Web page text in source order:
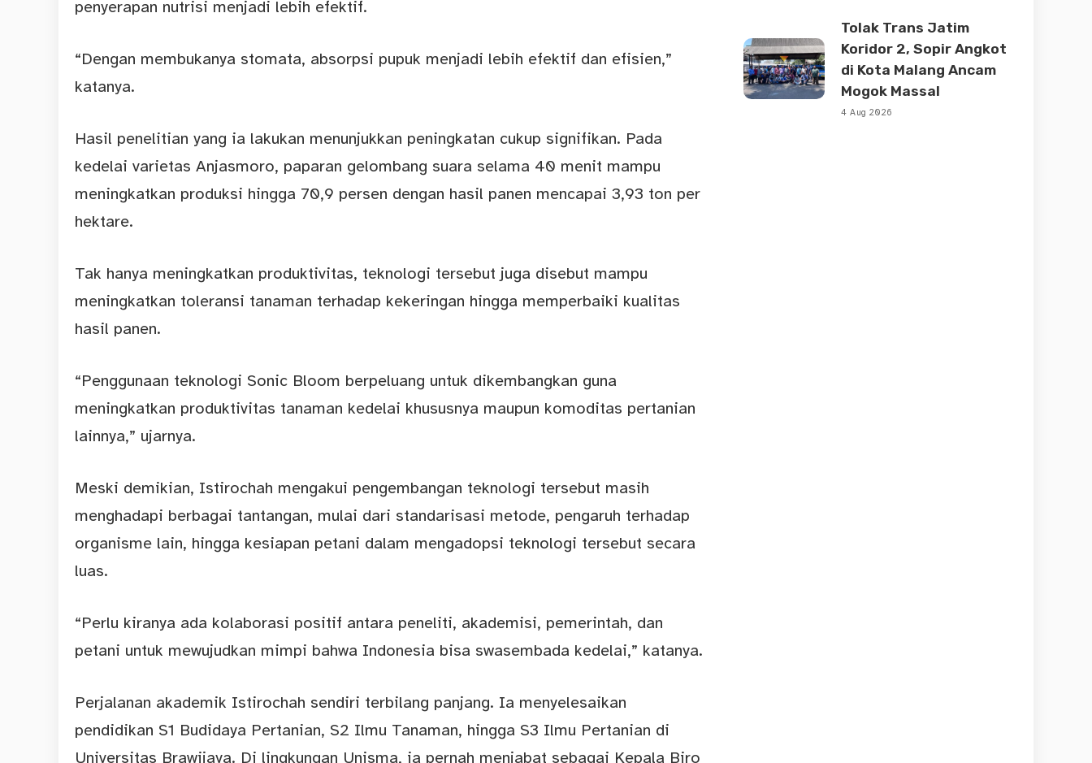
penyerapan nutrisi menjadi lebih efektif.
“Dengan membukanya stomata, absorpsi pupuk menjadi lebih efektif dan efisien,”
katanya.
Hasil penelitian yang ia lakukan menunjukkan peningkatan cukup signifikan. Pada
kedelai varietas Anjasmoro, paparan gelombang suara selama 40 menit mampu
meningkatkan produksi hingga 70,9 persen dengan hasil panen mencapai 3,93 ton per
hektare.
Tak hanya meningkatkan produktivitas, teknologi tersebut juga disebut mampu
meningkatkan toleransi tanaman terhadap kekeringan hingga memperbaiki kualitas
hasil panen.
“Penggunaan teknologi Sonic Bloom berpeluang untuk dikembangkan guna
meningkatkan produktivitas tanaman kedelai khususnya maupun komoditas pertanian
lainnya,” ujarnya.
Meski demikian, Istirochah mengakui pengembangan teknologi tersebut masih
menghadapi berbagai tantangan, mulai dari standarisasi metode, pengaruh terhadap
organisme lain, hingga kesiapan petani dalam mengadopsi teknologi tersebut secara
luas.
“Perlu kiranya ada kolaborasi positif antara peneliti, akademisi, pemerintah, dan
petani untuk mewujudkan mimpi bahwa Indonesia bisa swasembada kedelai,” katanya.
Perjalanan akademik Istirochah sendiri terbilang panjang. Ia menyelesaikan
pendidikan S1 Budidaya Pertanian, S2 Ilmu Tanaman, hingga S3 Ilmu Pertanian di
Universitas Brawijaya. Di lingkungan Unisma, ia pernah menjabat sebagai Kepala Biro
Tolak Trans Jatim
Koridor 2, Sopir Angkot
di Kota Malang Ancam
Mogok Massal
4 Aug 2026